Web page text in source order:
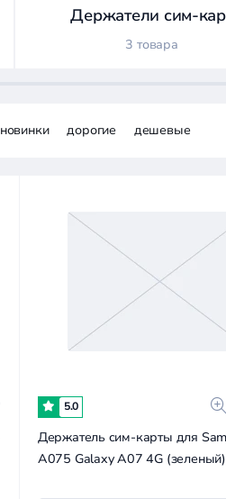
Держатели сим-
3 товара
новинки дорогие дешевые
5.0
Держатель сим-карты для
A075 Galaxy A07 4G (зеленый)